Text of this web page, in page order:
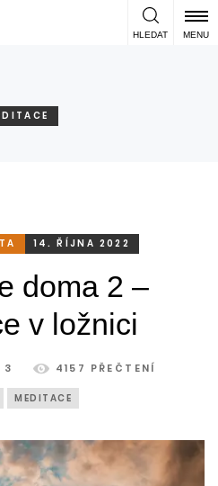
HLEDAT MENU
14. ŘÍJNA 2022
doma 2 –
v ložnici
3 4157 PŘEČTENÍ
MEDITACE